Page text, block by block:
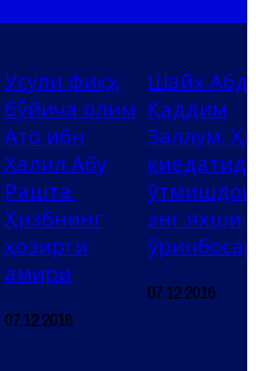
Усули фиқҳ
бўйича олим
Ато ибн
Халил Абу
Рашта:
Ҳизбнинг
ҳозирги
амири
07.12.2016
Шайх
Қаддим
Заллум:
энг яхши
07.12.2016